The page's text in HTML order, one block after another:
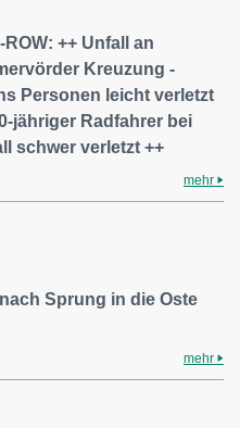
ROW: ++ Unfall an
Kreuzung -
Personen leicht verletzt
jähriger Radfahrer bei
schwer verletzt ++
mehr
Sprung in die Oste
mehr